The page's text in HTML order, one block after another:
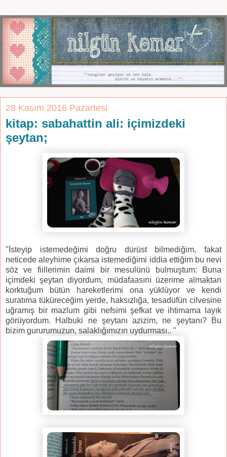
28 Kasım 2016 Pazartesi
kitap: sabahattin ali: içimizdeki
şeytan;
"İsteyip istemedeğimi doğru dürüst bilmediğim, fakat
neticede aleyhime çıkarsa istemediğimi iddia ettiğim bu nevi
söz ve fiillerimin daimi bir mesulünü bulmuştum: Buna
içimdeki şeytan diyordum, müdafaasını üzerime almaktan
korktuğum bütün hareketlerimi ona yüklüyor ve kendi
suratıma tüküreceğim yerde, haksızlığa, tesadüfün cilvesine
uğramış bir mazlum gibi nefsimi şefkat ve ihtimama layık
görüyordum. Halbuki ne şeytanı azizim, ne şeytanı?
Bu
bizim gururumuzun, salaklığımızın uydurması.. "